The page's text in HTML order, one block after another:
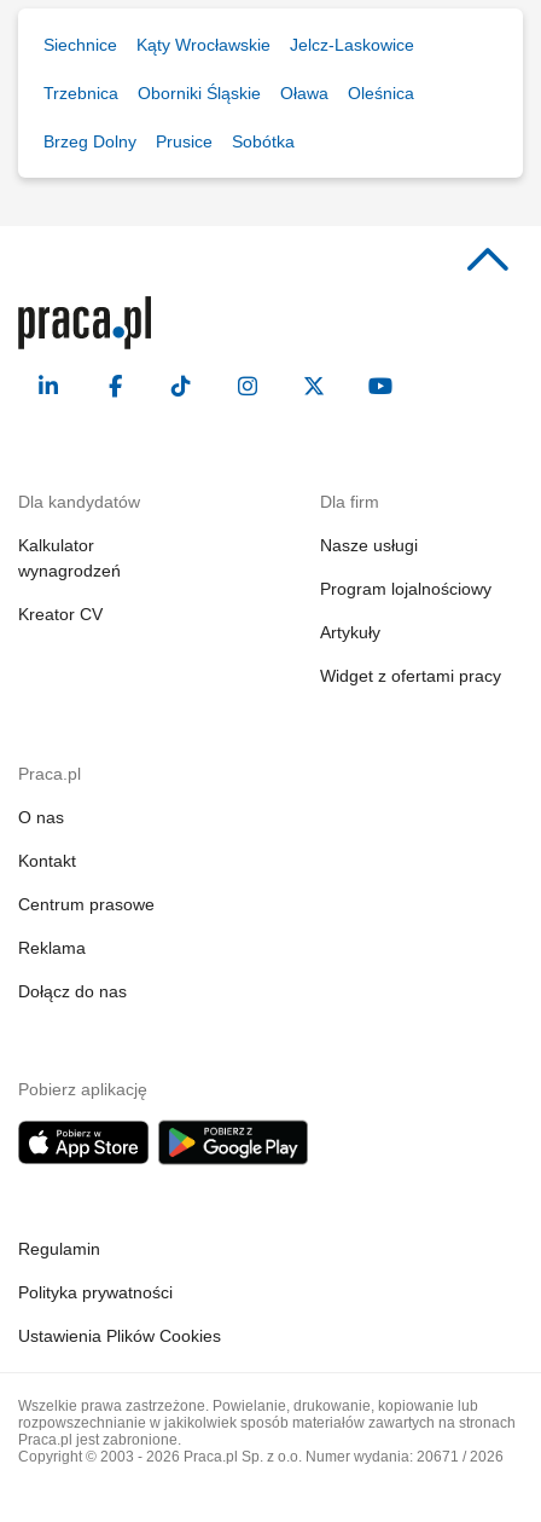
Siechnice Kąty Wrocławskie Jelcz-Laskowice
Trzebnica Oborniki Śląskie Oława Oleśnica
Brzeg Dolny Prusice Sobótka
Dla kandydatów
Kalkulator
wynagrodzeń
Kreator CV
Dla firm
Nasze usługi
Program lojalnościowy
Artykuły
Widget z ofertami pracy
Praca.pl
O nas
Kontakt
Centrum prasowe
Reklama
Dołącz do nas
Pobierz aplikację
Regulamin
Polityka prywatności
Ustawienia Plików Cookies
Wszelkie prawa zastrzeżone. Powielanie, drukowanie, kopiowanie lub
rozpowszechnianie w jakikolwiek sposób materiałów zawartych na stronach
Praca.pl jest zabronione.
Copyright © 2003 - 2026 Praca.pl Sp. z o.o. Numer wydania: 20671 / 2026